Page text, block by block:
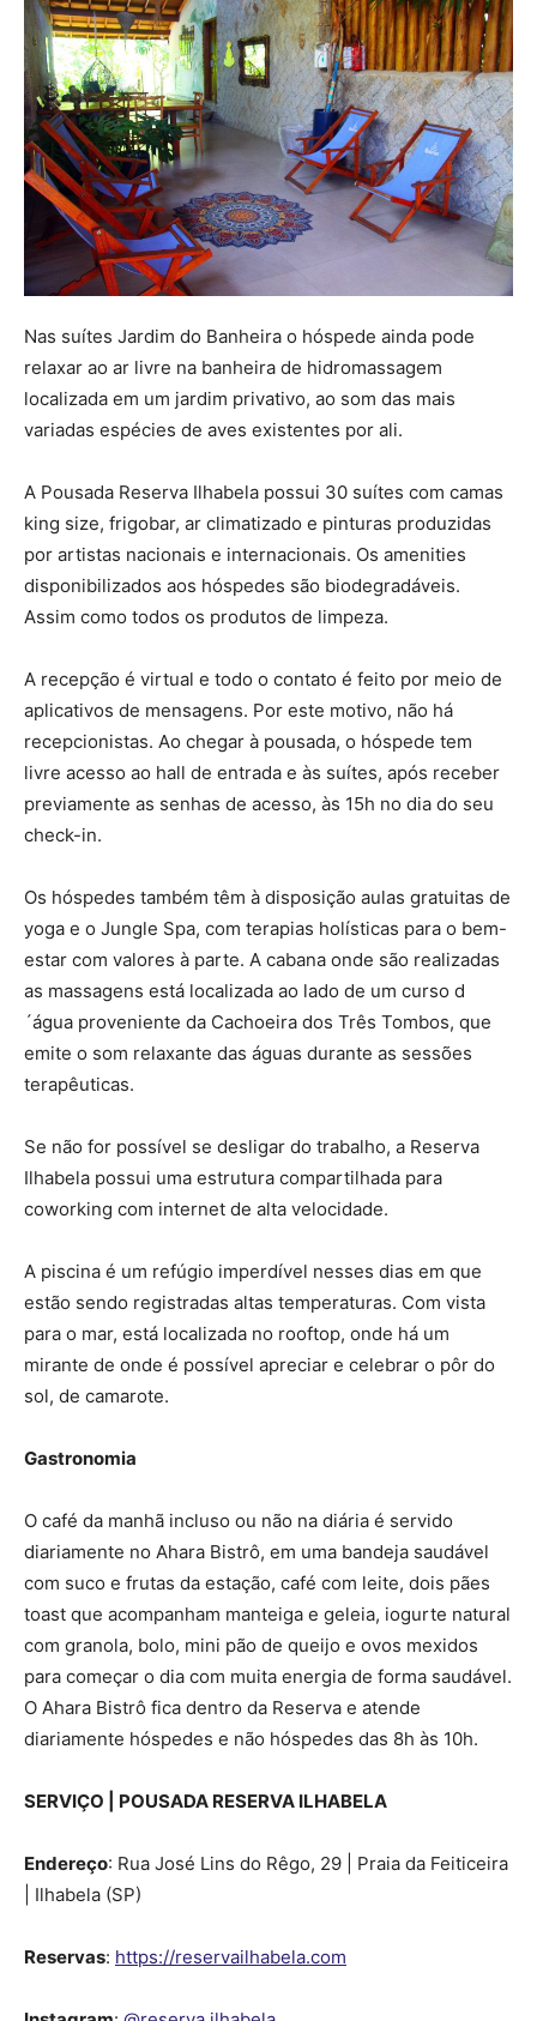
Nas suítes Jardim do Banheira o hóspede ainda pode
relaxar ao ar livre na banheira de hidromassagem
localizada em um jardim privativo, ao som das mais
variadas espécies de aves existentes por ali.
A Pousada Reserva Ilhabela possui 30 suítes com camas
king size, frigobar, ar climatizado e pinturas produzidas
por artistas nacionais e internacionais. Os amenities
disponibilizados aos hóspedes são biodegradáveis.
Assim como todos os produtos de limpeza.
A recepção é virtual e todo o contato é feito por meio de
aplicativos de mensagens. Por este motivo, não há
recepcionistas. Ao chegar à pousada, o hóspede tem
livre acesso ao hall de entrada e às suítes, após receber
previamente as senhas de acesso, às 15h no dia do seu
check-in.
Os hóspedes também têm à disposição aulas gratuitas de
yoga e o Jungle Spa, com terapias holísticas para o bem-
estar com valores à parte. A cabana onde são realizadas
as massagens está localizada ao lado de um curso d
´água proveniente da Cachoeira dos Três Tombos, que
emite o som relaxante das águas durante as sessões
terapêuticas.
Se não for possível se desligar do trabalho, a Reserva
Ilhabela possui uma estrutura compartilhada para
coworking com internet de alta velocidade.
A piscina é um refúgio imperdível nesses dias em que
estão sendo registradas altas temperaturas. Com vista
para o mar, está localizada no rooftop, onde há um
mirante de onde é possível apreciar e celebrar o pôr do
sol, de camarote.
Gastronomia
O café da manhã incluso ou não na diária é servido
diariamente no Ahara Bistrô, em uma bandeja saudável
com suco e frutas da estação, café com leite, dois pães
toast que acompanham manteiga e geleia, iogurte natural
com granola, bolo, mini pão de queijo e ovos mexidos
para começar o dia com muita energia de forma saudável.
O Ahara Bistrô fica dentro da Reserva e atende
diariamente hóspedes e não hóspedes das 8h às 10h.
SERVIÇO | POUSADA RESERVA ILHABELA
Endereço: Rua José Lins do Rêgo, 29 | Praia da Feiticeira
| Ilhabela (SP)
Reservas: https://reservailhabela.com